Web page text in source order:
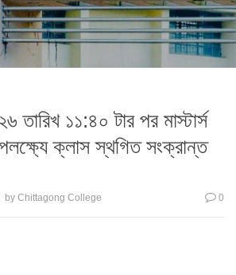
১১:৪০ টার পর মাস্টার্স
ক্লাস স্থগিত সংক্রান্ত
by Chittagong College 0